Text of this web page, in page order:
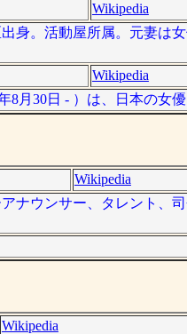
Wikipedia
身。活動屋所属。元妻は
Wikipedia
月30日 - ）は、日本の女優
Wikipedia
ナウンサー、タレント、
Wikipedia